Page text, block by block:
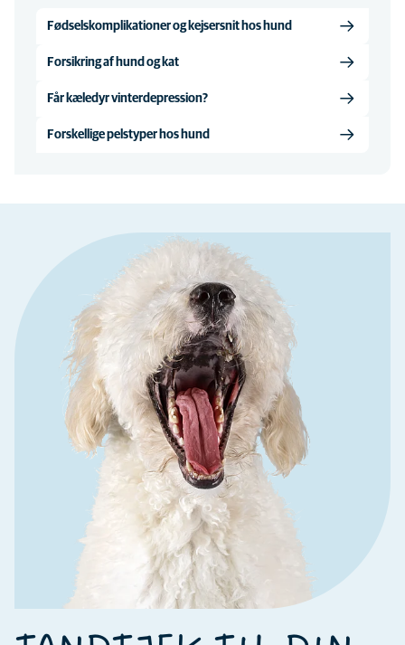
Fødselskomplikationer og kejsersnit hos hund
Forsikring af hund og kat
Får kæledyr vinterdepression?
Forskellige pelstyper hos hund